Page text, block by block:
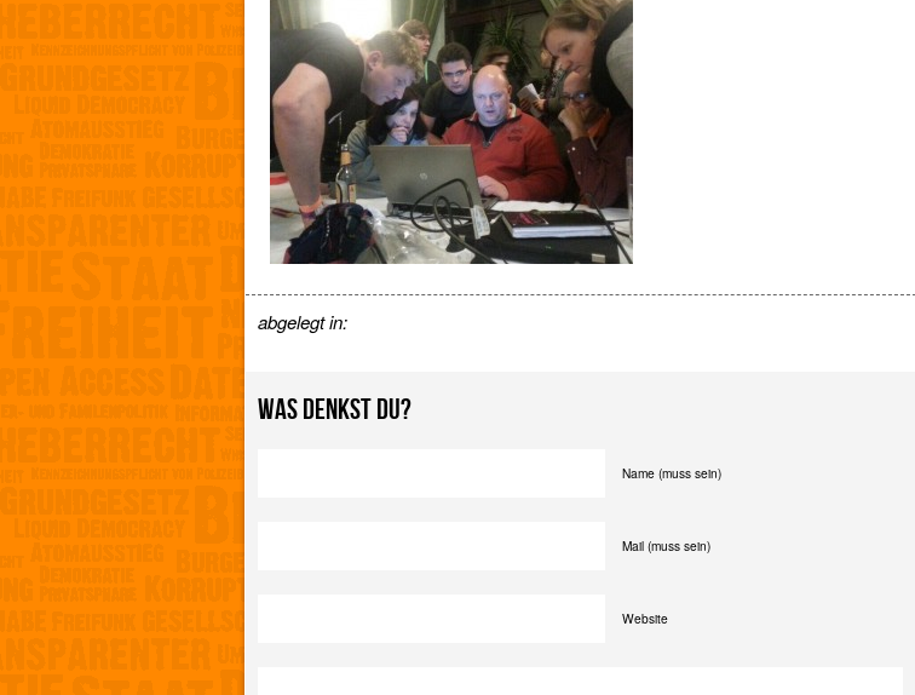
abgelegt in:
WAS DENKST DU?
Name (muss sein)
Mail (muss sein)
Website